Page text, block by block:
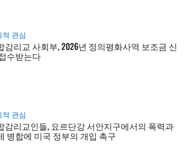
적 관심
감리교 사회부, 2026년 정의평화사역 보조금 신
수받는다
적 관심
감리교인들, 요르단강 서안지구에서의 폭력과
병합에 미국 정부의 개입 촉구